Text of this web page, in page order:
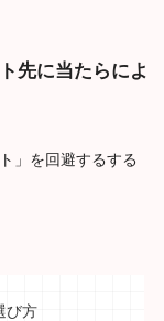
先に当たらによ
」を回避するする
び方